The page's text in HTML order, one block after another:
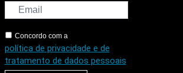
Concordo com a
política de privacidade e de
tratamento de dados pessoais